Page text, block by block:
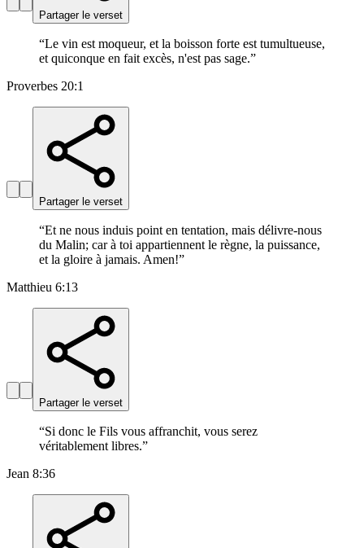
Partager le verset
“Le vin est moqueur, et la boisson forte est tumultueuse,
et quiconque en fait excès, n'est pas sage.”
Proverbes 20:1
Partager le verset
“Et ne nous induis point en tentation, mais délivre-nous
du Malin; car à toi appartiennent le règne, la puissance,
et la gloire à jamais. Amen!”
Matthieu 6:13
Partager le verset
“Si donc le Fils vous affranchit, vous serez
véritablement libres.”
Jean 8:36